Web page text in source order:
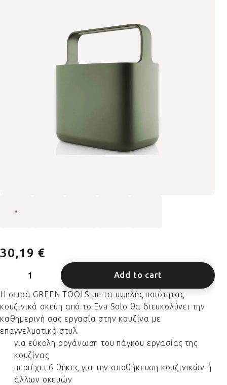
30,19 €
Add to cart
Η σειρά GREEN TOOLS με τα υψηλής ποιότητας
κουζινικά σκεύη από το Eva Solo θα διευκολύνει την
καθημερινή σας εργασία στην κουζίνα με
επαγγελματικό στυλ.
για εύκολη οργάνωση του πάγκου εργασίας της
κουζίνας
περιέχει 6 θήκες για την αποθήκευση κουζινικών ή
άλλων σκευών